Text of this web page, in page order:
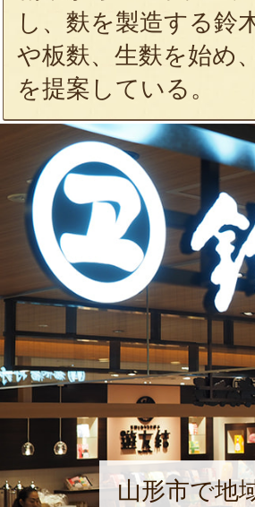
し、麩を製造する鈴
や板麩、生麩を始め
を提案している。
山形市で地